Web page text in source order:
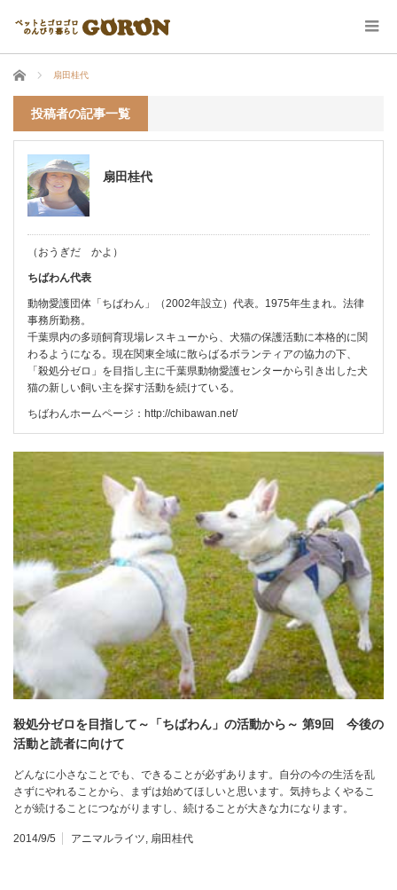
ホーム 扇田桂代
投稿者の記事一覧
扇田桂代
（おうぎだ かよ）
ちばわん代表
動物愛護団体「ちばわん」（2002年設立）代表。1975年生まれ。法律
事務所勤務。
千葉県内の多頭飼育現場レスキューから、犬猫の保護活動に本格的に関
わるようになる。現在関東全域に散らばるボランティアの協力の下、
「殺処分ゼロ」を目指し主に千葉県動物愛護センターから引き出した犬
猫の新しい飼い主を探す活動を続けている。
ちばわんホームページ： http://chibawan.net/
殺処分ゼロを目指して～「ちばわん」の活動から～ 第9回 今後の
活動と読者に向けて
どんなに小さなことでも、できることが必ずあります。自分の今の生活を乱
さずにやれることから、まずは始めてほしいと思います。気持ちよくやるこ
とが続けることにつながりますし、続けることが大きな力になります。
2014/9/5 アニマルライツ 扇田桂代